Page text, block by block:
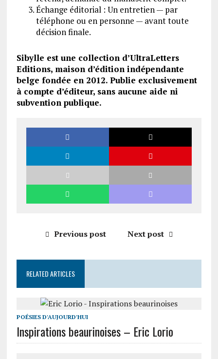
Échange éditorial : Un entretien — par
téléphone ou en personne — avant toute
décision finale.
Sibylle est une collection d’UltraLetters
Editions, maison d’édition indépendante
belge fondée en 2012. Publie exclusivement
à compte d’éditeur, sans aucune aide ni
subvention publique.
Previous post Next post
RELATED ARTICLES
POÉSIES D'AUJOURD'HUI
Inspirations beaurinoises – Eric Lorio